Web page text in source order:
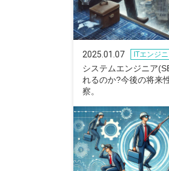
2025.01.07 ITエンジ
システムエンジニア
れるのか?今後の将来
察。